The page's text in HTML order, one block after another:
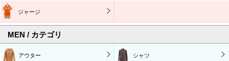
ジャージ
MEN / カテゴリ
アウター シャツ